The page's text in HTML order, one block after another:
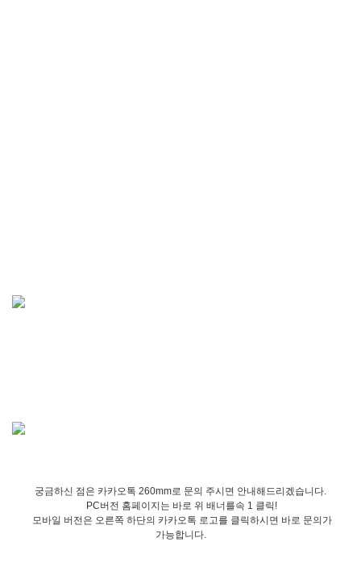
궁금하신 점은 카카오톡 260mm로 문의 주시면 안내해드리겠습니다.
PC버전 홈페이지는 바로 위 배너를속 1 클릭!
모바일 버전은 오른쪽 하단의 카카오톡 로고를 클릭하시면 바로 문의가
가능합니다.